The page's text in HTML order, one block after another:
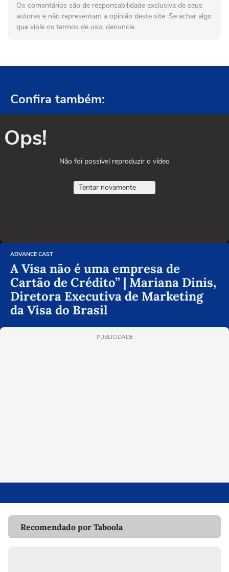
Os comentários são de responsabilidade exclusiva de seus
autores e não representam a opinião deste site. Se achar algo
que viole os termos de uso, denuncie.
Confira também:
Ops!
Não foi possível reproduzir o vídeo
Tentar novamente
ADVANCE CAST
A Visa não é uma empresa de
Cartão de Crédito” | Mariana Dinis,
Diretora Executiva de Marketing
da Visa do Brasil
PUBLICIDADE
Recomendado por Taboola